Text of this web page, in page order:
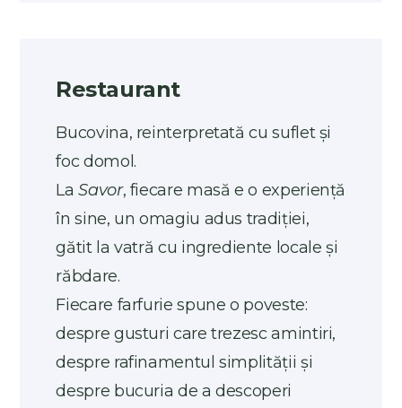
Restaurant
Bucovina, reinterpretată cu suflet și
foc domol.
LaSavor, fiecare masă e o experiență
în sine, un omagiu adus tradiției,
gătit la vatră cu ingrediente locale și
răbdare.
Fiecare farfurie spune o poveste:
despre gusturi care trezesc amintiri,
despre rafinamentul simplității și
despre bucuria de a descoperi